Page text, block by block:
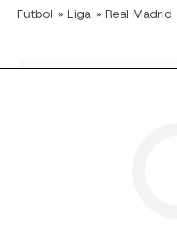
Fútbol » Liga » Real Madrid